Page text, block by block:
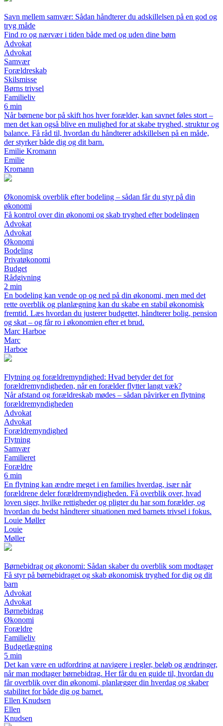
Savn mellem samvær: Sådan håndterer du adskillelsen på en god og
tryg måde
Find ro og nærvær i tiden både med og uden dine børn
Advokat
Advokat
Samvær
Forældreskab
Skilsmisse
Børns trivsel
Familieliv
6 min
Når børnene bor på skift hos hver forælder, kan savnet føles stort –
men det kan også blive en mulighed for at skabe tryghed, struktur og
balance. Få råd til, hvordan du håndterer adskillelsen på en måde,
der styrker både dig og dit barn.
Emilie Kromann
Emilie
Kromann
Økonomisk overblik efter bodeling – sådan får du styr på din
økonomi
Få kontrol over din økonomi og skab tryghed efter bodelingen
Advokat
Advokat
Økonomi
Bodeling
Privatøkonomi
Budget
Rådgivning
2 min
En bodeling kan vende op og ned på din økonomi, men med det
rette overblik og planlægning kan du skabe en stabil økonomisk
fremtid. Læs hvordan du justerer budgettet, håndterer bolig, pension
og skat – og får ro i økonomien efter et brud.
Marc Harboe
Marc
Harboe
Flytning og forældremyndighed: Hvad betyder det for
forældremyndigheden, når en forælder flytter langt væk?
Når afstand og forældreskab mødes – sådan påvirker en flytning
forældremyndigheden
Advokat
Advokat
Forældremyndighed
Flytning
Samvær
Familieret
Forældre
6 min
En flytning kan ændre meget i en families hverdag, især når
forældrene deler forældremyndigheden. Få overblik over, hvad
loven siger, hvilke rettigheder og pligter du har som forælder, og
hvordan du bedst håndterer situationen med barnets trivsel i fokus.
Louie Møller
Louie
Møller
Børnebidrag og økonomi: Sådan skaber du overblik som modtager
Få styr på børnebidraget og skab økonomisk tryghed for dig og dit
barn
Advokat
Advokat
Børnebidrag
Økonomi
Forældre
Familieliv
Budgetlægning
5 min
Det kan være en udfordring at navigere i regler, beløb og ændringer,
når man modtager børnebidrag. Her får du en guide til, hvordan du
får overblik over din økonomi, planlægger din hverdag og skaber
stabilitet for både dig og barnet.
Ellen Knudsen
Ellen
Knudsen